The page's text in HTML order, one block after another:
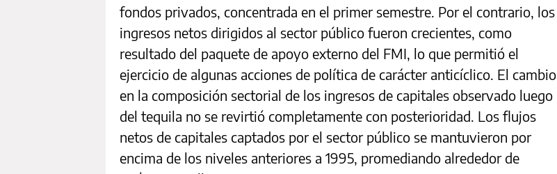
fondos privados, concentrada en el primer semestre. Por el contrario, los
ingresos netos dirigidos al sector público fueron crecientes, como
resultado del paquete de apoyo externo del FMI, lo que permitió el
ejercicio de algunas acciones de política de carácter anticíclico. El cambio
en la composición sectorial de los ingresos de capitales observado luego
del tequila no se revirtió completamente con posterioridad. Los flujos
netos de capitales captados por el sector público se mantuvieron por
encima de los niveles anteriores a 1995, promediando alrededor de